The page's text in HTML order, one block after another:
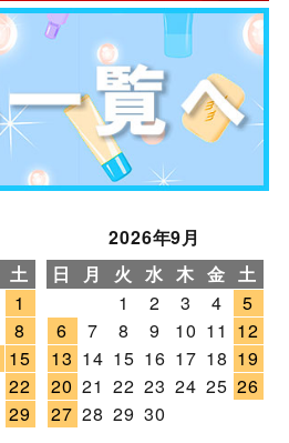
土
1
8
15
22
29
2026年9月
日
月 火 水 木 金 土
1
2 3 4
5
6
7 8 9 10 11 12
13 14 15 16 17 18 19
20 21 22 23 24 25 26
27 28 29 30